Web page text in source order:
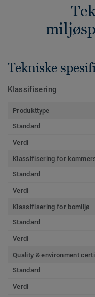
Tekniske
Klassifisering
Produkttype
Standard
Verdi
Klassifisering for
Standard
Verdi
Klassifisering for bomiljø
Standard
Verdi
Quality & environment
Standard
Verdi